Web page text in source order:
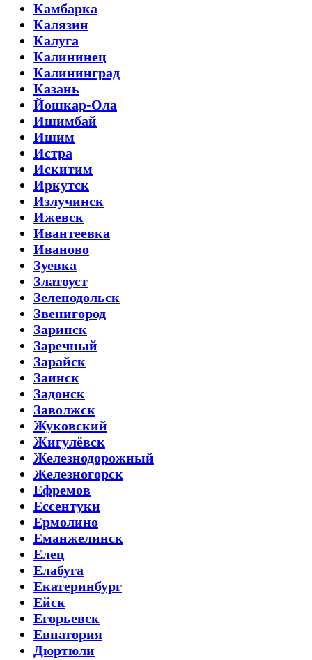
Камбарка
Калязин
Калуга
Калининец
Калининград
Казань
Йошкар-Ола
Ишимбай
Ишим
Истра
Искитим
Иркутск
Излучинск
Ижевск
Ивантеевка
Иваново
Зуевка
Златоуст
Зеленодольск
Звенигород
Заринск
Заречный
Зарайск
Заинск
Задонск
Заволжск
Жуковский
Жигулёвск
Железнодорожный
Железногорск
Ефремов
Ессентуки
Ермолино
Еманжелинск
Елец
Елабуга
Екатеринбург
Ейск
Егорьевск
Евпатория
Дюртюли